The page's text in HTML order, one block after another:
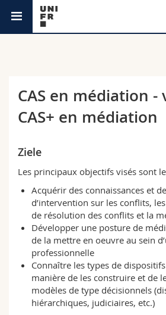
Campus
Forschung
Universität
Weiterbildung
Theologische Fak.
Rechtswissenschaftliche Fak.
Wirtschafts- und
Philosophische Fak.
Fak. für Erziehungs- und
Math.-Nat. und Med. Fak.
Interfakultär
Informationen für
Studieninteressierte
Studierende
Medien
Forschende
Mitarbeitende
Doktorierende
Ressourcen
Personenverzeichnis
Ortsplan
Bibliotheken
Webmail
Vorlesungsverzeichnis
CAS en médiation -
CAS+ en médiation
Ziele
Les principaux objectifs visés sont
Acquérir des connaissances et
d’intervention sur les conflits,
de résolution des conflits et la
Développer une posture de
de la mettre en oeuvre au sein
professionnelle
Connaître les types de
manière de les construire et de
modèles de type décisionnels
hiérarchiques, judiciaires, etc.)